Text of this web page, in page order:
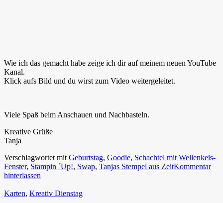
Wie ich das gemacht habe zeige ich dir auf meinem neuen YouTube
Kanal.
Klick aufs Bild und du wirst zum Video weitergeleitet.
Viele Spaß beim Anschauen und Nachbasteln.
Kreative Grüße
Tanja
Verschlagwortet mit Geburtstag, Goodie, Schachtel mit Wellenkeis-
Fenster, Stampin ´Up!, Swap, Tanjas Stempel aus ZeitKommentar
hinterlassen
Karten, Kreativ Dienstag